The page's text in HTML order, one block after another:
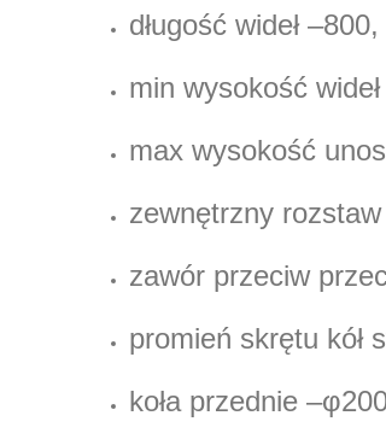
długość wideł –800,
min wysokość wideł
max wysokość
zewnętrzny rozstaw
zawór przeciw
promień skrętu kół
koła przednie –